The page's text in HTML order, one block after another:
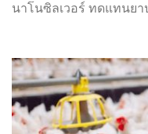
นาโนซิลเวอร์ ทดแทนย